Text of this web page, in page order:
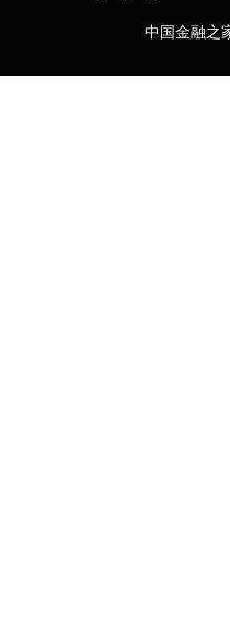
中国金融之